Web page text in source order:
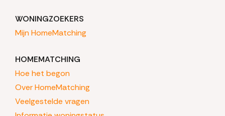
WONINGZOEKERS
Mijn HomeMatching
HOMEMATCHING
Hoe het begon
Over HomeMatching
Veelgestelde vragen